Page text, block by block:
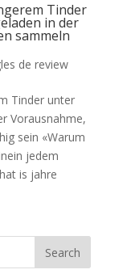
Tinder
in der
sammeln
de review
Tinder unter
Vorausnahme,
sein «Warum
jedem
is jahre